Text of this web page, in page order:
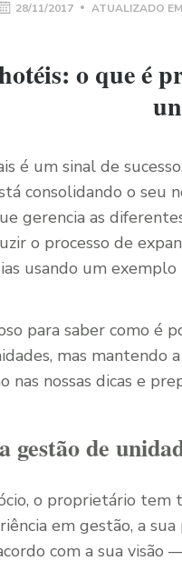
28/11/2017 ATUALIZADO EM
o que é
é um sinal de
consolidando o seu
gerencia as
o processo de
usando um
para saber como é
mas
nas nossas dicas e
gestão de
o proprietário tem
em gestão, a
com a sua visão